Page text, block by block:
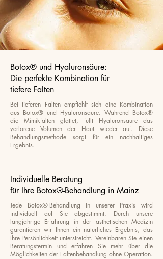
Botox® und Hyaluronsäure:
Die perfekte Kombination für
tiefere Falten
Bei tieferen Falten empfiehlt sich eine Kombination
aus Botox® und Hyaluronsäure. Während Botox®
die Mimikfalten glättet, füllt Hyaluronsäure das
verlorene Volumen der Haut wieder auf. Diese
Behandlungsmethode sorgt für ein nachhaltiges
Ergebnis.
Individuelle Beratung
für Ihre Botox®-Behandlung in Mainz
Jede Botox®-Behandlung in unserer Praxis wird
individuell auf Sie abgestimmt. Durch unsere
langjährige Erfahrung in der ästhetischen Medizin
garantieren wir Ihnen ein natürliches Ergebnis, das
Ihre Persönlichkeit unterstreicht. Vereinbaren Sie einen
Beratungstermin und erfahren Sie mehr über die
Möglichkeiten der Faltenbehandlung ohne Operation.